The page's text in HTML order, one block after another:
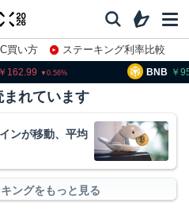
買い方
ステーキング利率比較
162.99 0.56 BNB
まれています
ンが移動、平均
ングをもっと見る